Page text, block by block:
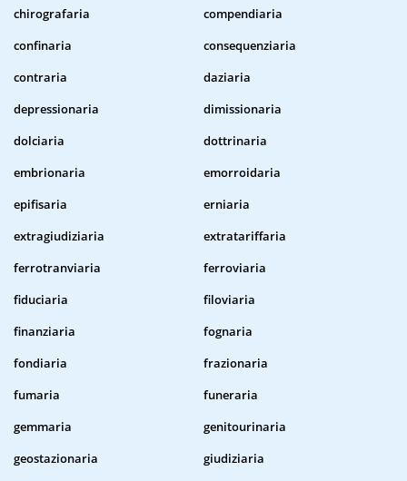
chirografaria
compendiaria
confinaria
consequenziaria
contraria
daziaria
depressionaria
dimissionaria
dolciaria
dottrinaria
embrionaria
emorroidaria
epifisaria
erniaria
extragiudiziaria
extratariffaria
ferrotranviaria
ferroviaria
fiduciaria
filoviaria
finanziaria
fognaria
fondiaria
frazionaria
fumaria
funeraria
gemmaria
genitourinaria
geostazionaria
giudiziaria